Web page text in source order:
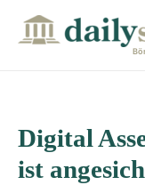
Digital
ist